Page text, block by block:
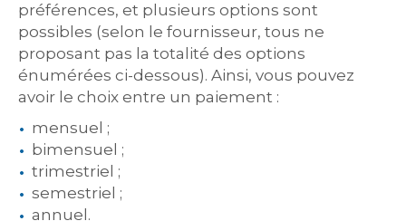
préférences, et plusieurs options sont
possibles (selon le fournisseur, tous ne
proposant pas la totalité des options
énumérées ci-dessous). Ainsi, vous pouvez
avoir le choix entre un paiement :
mensuel ;
bimensuel ;
trimestriel ;
semestriel ;
annuel.